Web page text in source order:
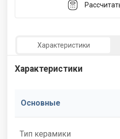
Характеристики
Характеристики
Основные
Тип керамики